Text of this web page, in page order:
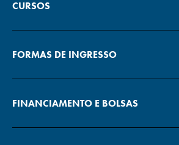
CURSOS
FORMAS DE INGRESSO
FINANCIAMENTO E BOLSAS